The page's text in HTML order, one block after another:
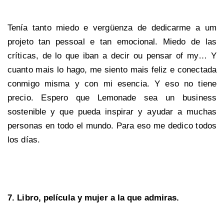
Tenía tanto miedo e vergüenza de dedicarme a um
projeto tan pessoal e tan emocional. Miedo de las
críticas, de lo que iban a decir ou pensar of my… Y
cuanto mais lo hago, me siento mais feliz e conectada
conmigo misma y con mi esencia. Y eso no tiene
precio. Espero que Lemonade sea un business
sostenible y que pueda inspirar y ayudar a muchas
personas en todo el mundo. Para eso me dedico todos
los días.
7. Libro, película y mujer a la que admiras.